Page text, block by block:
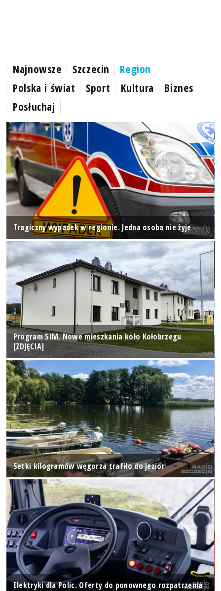
Najnowsze Szczecin
Region
Polska i świat
Sport Kultura
Biznes
Posłuchaj
Tragiczny wypadek w regionie. Jedna osoba nie żyje
Program SIM. Nowe mieszkania koło Kołobrzegu
[ZDJĘCIA]
Setki kilogramów węgorza trafiło do jezior
Elektryki dla Polic. Oferty do ponownego rozpatrzenia